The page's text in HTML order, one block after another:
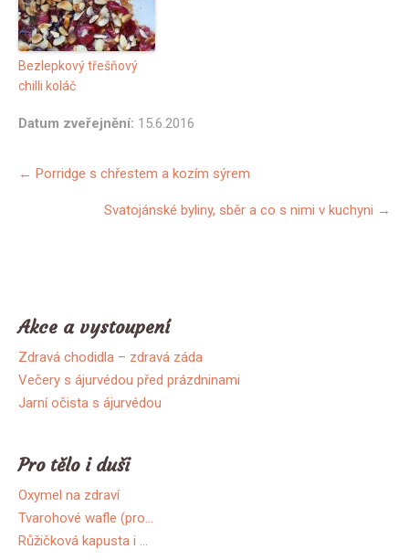
Bezlepkový třešňový
chilli koláč
Datum zveřejnění: 15.6.2016
Další
← Porridge s chřestem a kozím sýrem
Svatojánské byliny, sběr a co s nimi v kuchyni →
Akce a vystoupení
Zdravá chodidla – zdravá záda
Večery s ájurvédou před prázdninami
Jarní očista s ájurvédou
Pro tělo i duši
Oxymel na zdraví
Tvarohové wafle (pro…
Růžičková kapusta i …